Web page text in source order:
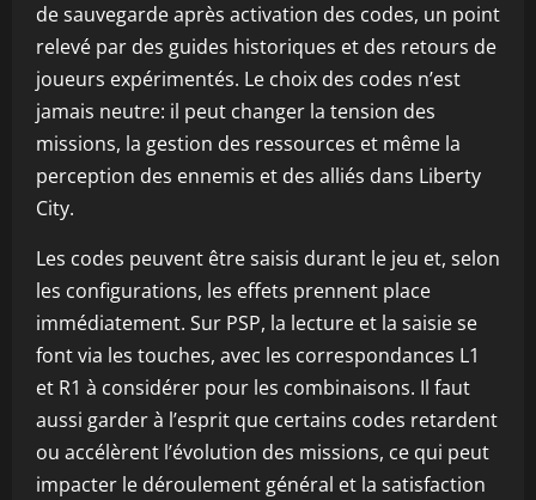
de sauvegarde après activation des codes, un point
relevé par des guides historiques et des retours de
joueurs expérimentés. Le choix des codes n’est
jamais neutre: il peut changer la tension des
missions, la gestion des ressources et même la
perception des ennemis et des alliés dans Liberty
City.
Les codes peuvent être saisis durant le jeu et, selon
les configurations, les effets prennent place
immédiatement. Sur PSP, la lecture et la saisie se
font via les touches, avec les correspondances L1
et R1 à considérer pour les combinaisons. Il faut
aussi garder à l’esprit que certains codes retardent
ou accélèrent l’évolution des missions, ce qui peut
impacter le déroulement général et la satisfaction